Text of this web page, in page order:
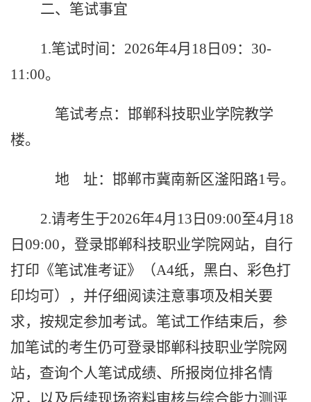
二、笔试事宜
1.笔试时间： 2026年4月 18 日 09： 30-
11:00。
笔试考点：邯郸科技职业学院教学
楼。
地 址：邯郸市冀南新区滏阳路1号。
2.请考生于2026年4月13日09:00至4月18
日09:00，登录邯郸科技职业学院网站，自行
打印《笔试准考证》（A4纸， 黑白、彩色打
印均可），并仔细阅读注意事项及相关要
求，按规定参加考试。笔试工作结束后，参
加笔试的考生仍可登录邯郸科技职业学院网
站，查询个人笔试成绩、所报岗位排名情
况，以及后续现场资料审核与综合能力测评